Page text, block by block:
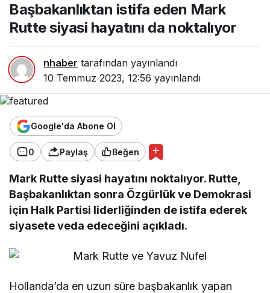
hayatını da noktalıyor
Başbakanlıktan istifa eden Mark
Rutte siyasi hayatını da noktalıyor
nhaber tarafından yayınlandı
10 Temmuz 2023, 12:56 yayınlandı
Google'da Abone Ol
0 Paylaş Beğen
Mark Rutte siyasi hayatını noktalıyor. Rutte,
Başbakanlıktan sonra Özgürlük ve Demokrasi
için Halk Partisi liderliğinden de istifa ederek
siyasete veda edeceğini açıkladı.
Hollanda’da en uzun süre başbakanlık yapan